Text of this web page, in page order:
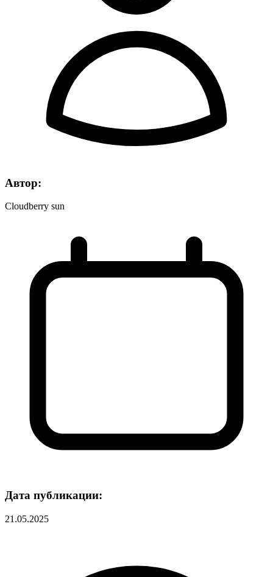
Автор:
Сloudberry sun
Дата публикации:
21.05.2025